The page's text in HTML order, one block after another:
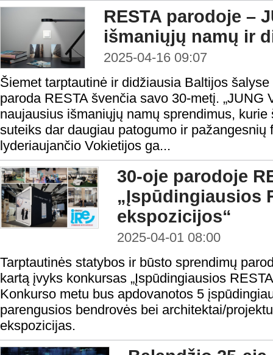
RESTA parodoje –
išmaniųjų namų ir
2025-04-16 09:07
Šiemet tarptautinė ir didžiausia Baltijos
paroda RESTA švenčia savo 30-metį. „JUNG
naujausius išmaniųjų namų sprendimus,
suteiks dar daugiau patogumo ir pažangesnių
lyderiaujančio Vokietijos ga...
30-oje parodoje
„Įspūdingiausios
ekspozicijos“
2025-04-01 08:00
Tarptautinės statybos ir būsto sprendimų
kartą įvyks konkursas „Įspūdingiausios
Konkurso metu bus apdovanotos 5
parengusios bendrovės bei architektai/
ekspozicijas.